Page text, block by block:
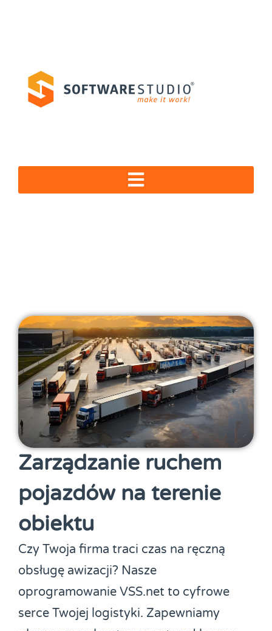
Zarządzanie ruchem
pojazdów na terenie
obiektu
Czy Twoja firma traci czas na ręczną
obsługę awizacji? Nasze
oprogramowanie VSS.net to cyfrowe
serce Twojej logistyki. Zapewniamy